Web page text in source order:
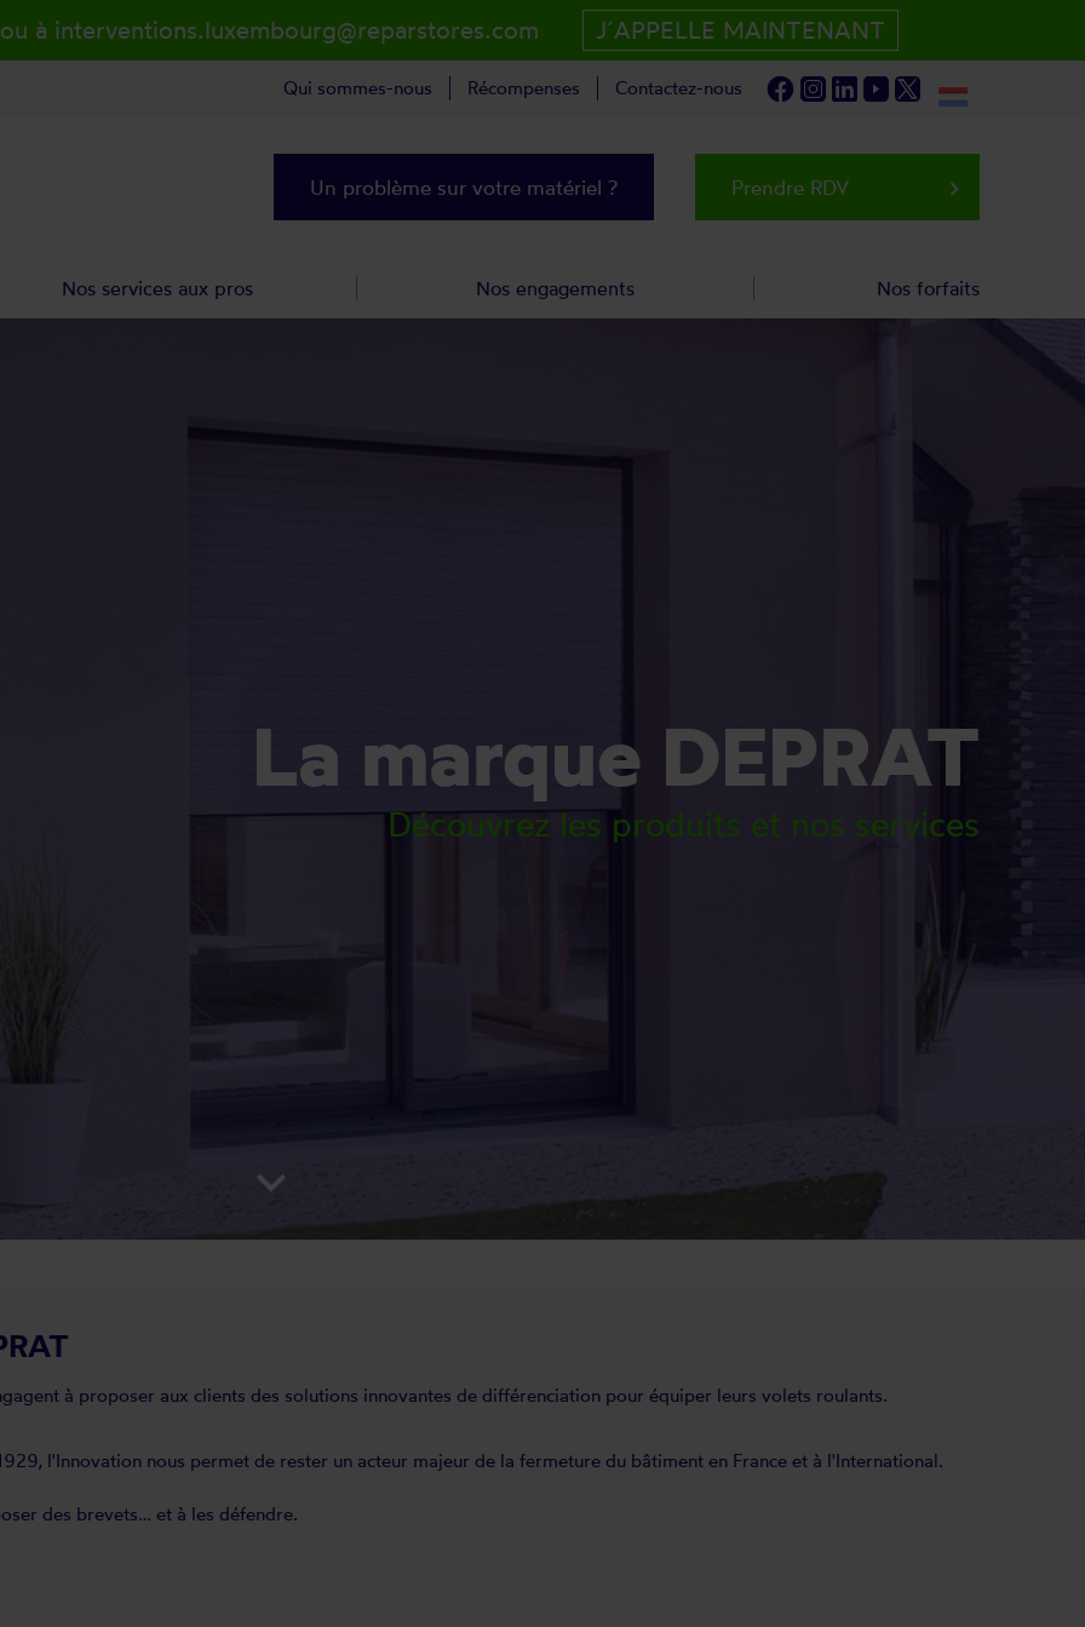
La marque DEPRAT
Découvrez les produits et nos services
keyboard_arrow_down
à proposer aux clients des solutions innovantes de différenciation pour équiper leurs volets roulants.
l'Innovation nous permet de rester un acteur majeur de la fermeture du bâtiment en France et à l'International.
des brevets… et à les défendre.
à interventions.luxembourg@reparstores.com J´APPELLE MAINTENANT
Qui sommes-nous Récompenses Contactez-nous
Un problème sur votre matériel ? Prendre RDV keyboard_arrow_right
Nos services aux pros Nos engagements Nos forfaits